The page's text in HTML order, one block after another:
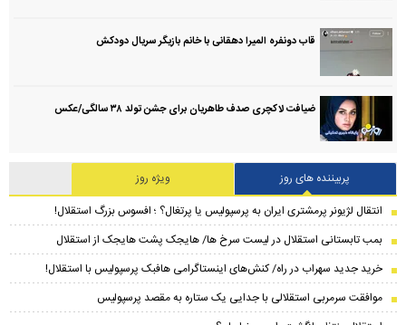
قاب دونفره المیرا دهقانی با خانم بازیگر سریال دودکش
ضیافت لاکچری صدف طاهریان برای جشن تولد ۳۸ سالگی‌/عکس
پربیننده های روز
ویژه روز
انتقال لژیونر پرمشتری ایران به پرسپولیس یا پرتغال؟ ؛ افسوس بزرگ استقلال!
بمب تابستانی استقلال در لیست سرخ ها/ هایجک پشت هایجک از استقلال
خرید جدید سهراب در راه/ کنش‌های اینستاگرامی هافبک پرسپولیس با استقلال!
موافقت سرمربی استقلالی با جدایی یک ستاره به مقصد پرسپولیس